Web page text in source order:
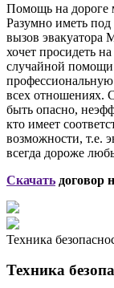
Помощь на дороге
Разумно иметь под
вызов эвакуатора
хочет просидеть
случайной
всех отношениях.
быть опасно,
кто имеет
возможности, т.е.
всегда дороже
Скачать договор
Техника
Техника